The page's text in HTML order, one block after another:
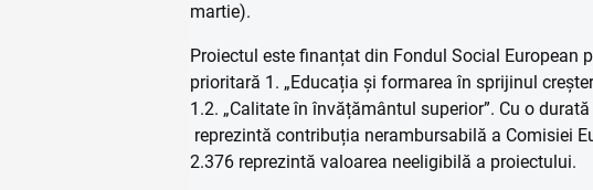
martie).
Proiectul este finanțat din Fondul Social European
prioritară 1. „Educația și formarea în sprijinul
1.2. „Calitate în învățământul superior”. Cu o
reprezintă contribuția nerambursabilă a Comisiei
2.376 reprezintă valoarea neeligibilă a proiectului.